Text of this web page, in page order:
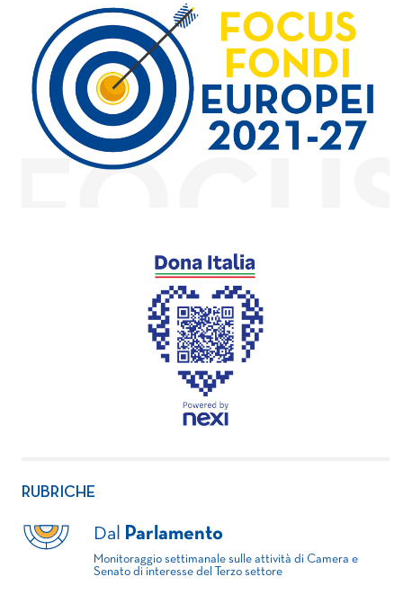
RUBRICHE
Dal Parlamento
Monitoraggio settimanale sulle attività di Camera e
Senato di interesse del Terzo settore